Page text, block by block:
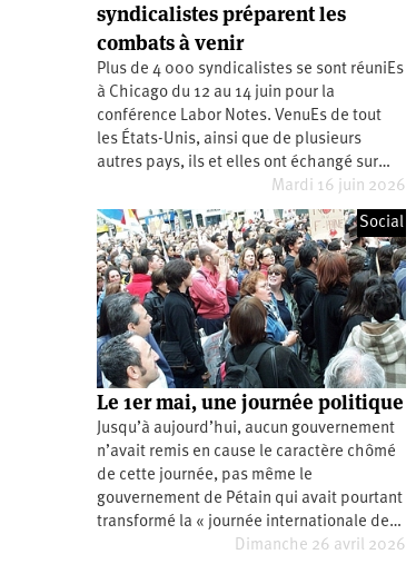
Commerce
Hôpitaux
SNCF
Féminisme
LGBTI
Éducation
Santé
Vidéos
département
Asie
syndicalistes préparent les
combats à venir
Plus de 4 000 syndicalistes se sont réuniEs
à Chicago du 12 au 14 juin pour la
conférence Labor Notes. VenuEs de tout
les États-Unis, ainsi que de plusieurs
autres pays, ils et elles ont échangé sur…
Mardi 16 juin 2026
Social
Le 1er mai, une journée politique
Jusqu’à aujourd’hui, aucun gouvernement
n’avait remis en cause le caractère chômé
de cette journée, pas même le
gouvernement de Pétain qui avait pourtant
transformé la « journée internationale de…
Dimanche 26 avril 2026